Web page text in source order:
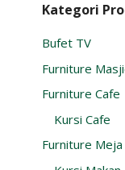
Kategori
Bufet TV
Furniture
Furniture Cafe
Kursi Cafe
Furniture Meja